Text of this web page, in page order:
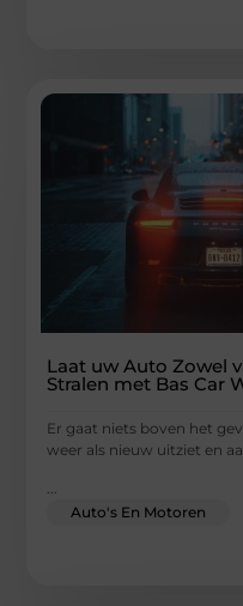
Laat uw Auto Zowel
Stralen met Bas Car
Er gaat niets boven het
weer als nieuw uitziet en
...
Auto's En Motoren